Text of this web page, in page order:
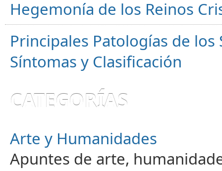
Hegemonía de los Reinos
Principales Patologías de
Síntomas y Clasificación
CATEGORÍAS
Arte y Humanidades
Apuntes de arte,